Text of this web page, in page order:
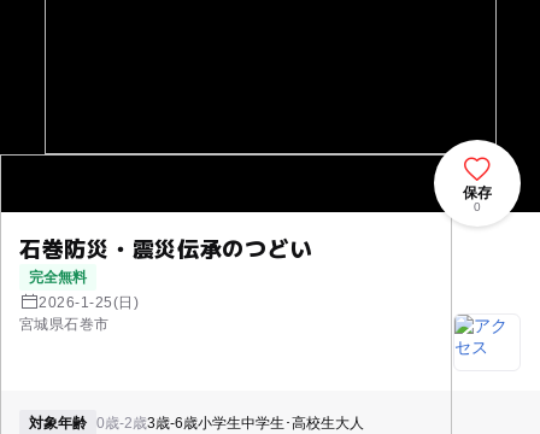
石巻防災・震災伝承のつどい
完全無料
2026-1-25(日)
宮城県石巻市
保存
0
対象年齢 0歳-2歳3歳-6歳小学生中学生･高校生大人